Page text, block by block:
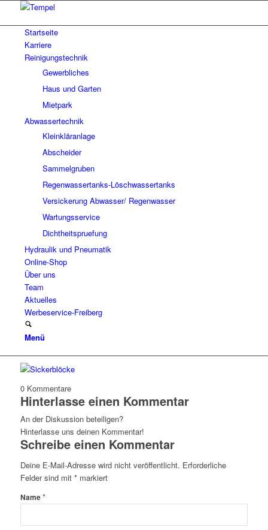
Startseite
Karriere
Reinigungstechnik
Gewerbliches
Haus und Garten
Mietpark
Abwassertechnik
Kleinkläranlage
Abscheider
Sammelgruben
Regenwassertanks-Löschwassertanks
Versickerung Abwasser/ Regenwasser
Wartungsservice
Dichtheitspruefung
Hydraulik und Pneumatik
Online-Shop
Über uns
Team
Aktuelles
Werbeservice-Freiberg
Menü
0 Kommentare
Hinterlasse einen Kommentar
An der Diskussion beteiligen?
Hinterlasse uns deinen Kommentar!
Schreibe einen Kommentar
Deine E-Mail-Adresse wird nicht veröffentlicht. Erforderliche
Felder sind mit *markiert
Name*